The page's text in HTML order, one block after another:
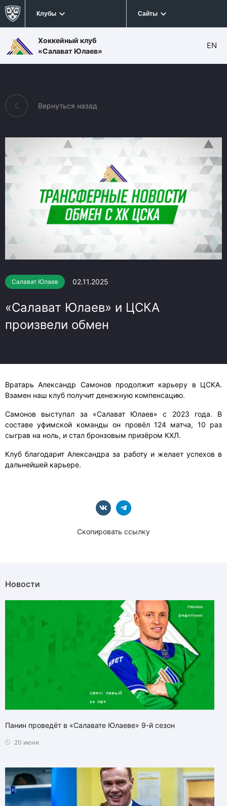
Клубы Сайты
Хоккейный клуб
«Салават Юлаев»
EN
Вернуться назад
Салават Юлаев 02.11.2025
«Салават Юлаев» и ЦСКА
произвели обмен
Вратарь Александр Самонов продолжит карьеру в ЦСКА.
Взамен наш клуб получит денежную компенсацию.
Самонов выступал за «Салават Юлаев» с 2023 года. В
составе уфимской команды он провёл 124 матча, 10 раз
сыграв на ноль, и стал бронзовым призёром КХЛ.
Клуб благодарит Александра за работу и желает успехов в
дальнейшей карьере.
Скопировать ссылку
Новости
Панин проведёт в «Салавате Юлаеве» 9-й сезон
20 июня